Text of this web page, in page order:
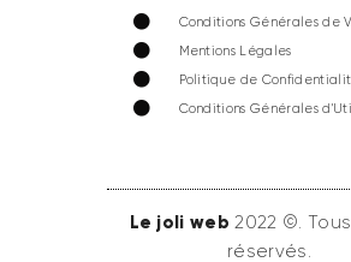
Conditions Générales de
Mentions Légales
Politique de
Conditions Générales
Le joli web2022 ©.
réservés.